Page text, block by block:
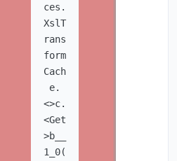
ces.
XslT
rans
form
Cach
e.
<>c.
<Get
>b__
1_0(